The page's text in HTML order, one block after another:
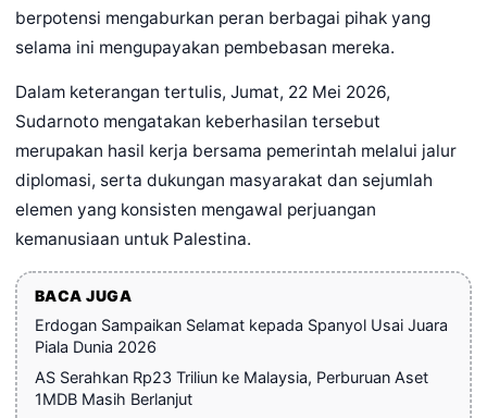
berpotensi mengaburkan peran berbagai pihak yang
selama ini mengupayakan pembebasan mereka.
Dalam keterangan tertulis, Jumat, 22 Mei 2026,
Sudarnoto mengatakan keberhasilan tersebut
merupakan hasil kerja bersama pemerintah melalui jalur
diplomasi, serta dukungan masyarakat dan sejumlah
elemen yang konsisten mengawal perjuangan
kemanusiaan untuk Palestina.
BACA JUGA
Erdogan Sampaikan Selamat kepada Spanyol Usai Juara
Piala Dunia 2026
AS Serahkan Rp23 Triliun ke Malaysia, Perburuan Aset
1MDB Masih Berlanjut